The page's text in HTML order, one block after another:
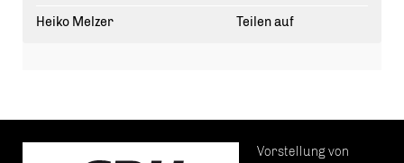
Heiko Melzer Teilen auf
Vorstellung von